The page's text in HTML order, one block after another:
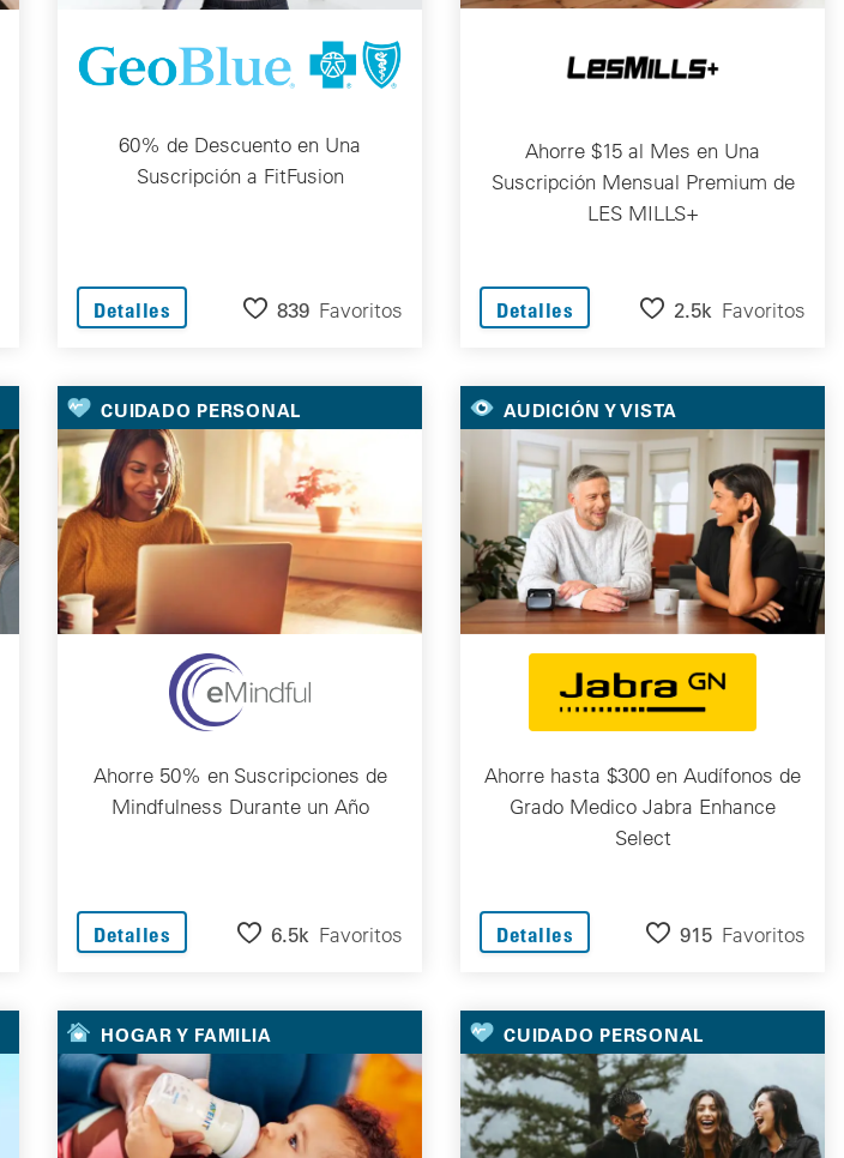
60% de Descuento en Una
Suscripción a FitFusion
Detalles 839 Favoritos
Ahorre $15 al Mes en Una
Suscripción Mensual Premium de
LES MILLS+
Detalles 2.5k Favoritos
CUIDADO PERSONAL
Ahorre 50% en Suscripciones de
Mindfulness Durante un Año
Detalles 6.5k Favoritos
AUDICIÓN Y VISTA
Ahorre hasta $300 en Audífonos de
Grado Medico Jabra Enhance
Select
Detalles 915 Favoritos
HOGAR Y FAMILIA CUIDADO PERSONAL